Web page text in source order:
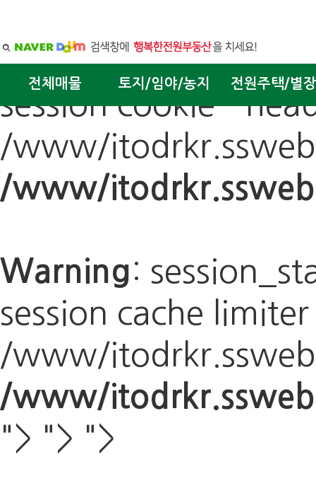
Warning:
session cookie -
/www/
/www/
Warning:
session cache
/www/
/www/
"> "> ">
전체매물 토지/임야/농지 전원주택/별